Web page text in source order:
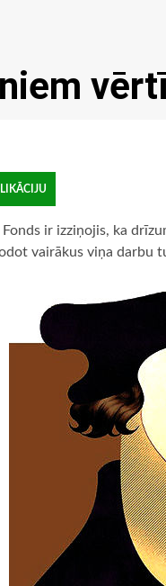
ir izziņojis, ka
vairākus viņa darbu